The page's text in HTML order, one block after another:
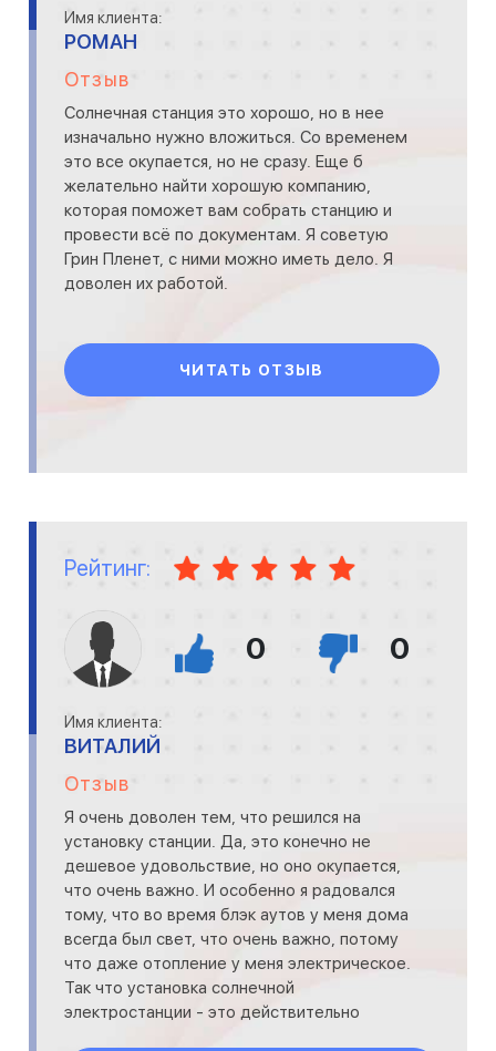
Имя клиента:
РОМАН
Отзыв
Солнечная станция это хорошо, но в нее
изначально нужно вложиться. Со временем
это все окупается, но не сразу. Еще б
желательно найти хорошую компанию,
которая поможет вам собрать станцию и
провести всё по документам. Я советую
Грин Пленет, с ними можно иметь дело. Я
доволен их работой.
ЧИТАТЬ ОТЗЫВ
Рейтинг:
0 0
Имя клиента:
ВИТАЛИЙ
Отзыв
Я очень доволен тем, что решился на
установку станции. Да, это конечно не
дешевое удовольствие, но оно окупается,
что очень важно. И особенно я радовался
тому, что во время блэк аутов у меня дома
всегда был свет, что очень важно, потому
что даже отопление у меня электрическое.
Так что установка солнечной
электростанции - это действительно